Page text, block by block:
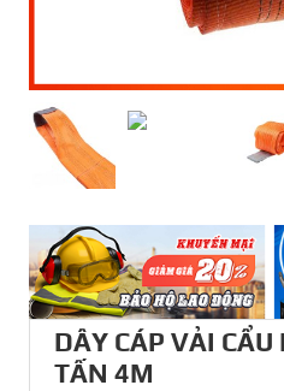
DÂY CÁP VẢI
TẤN 4M